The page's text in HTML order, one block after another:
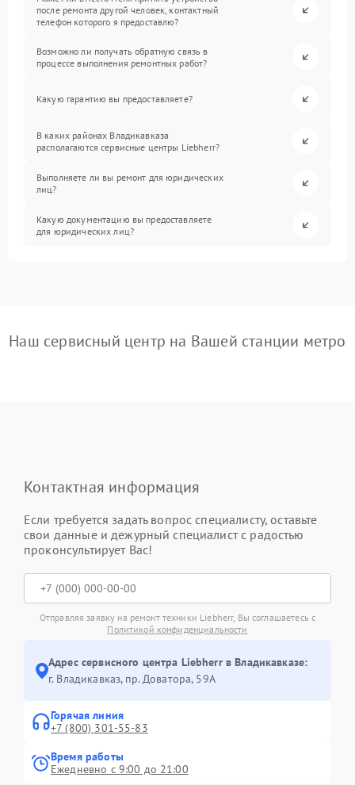
после ремонта другой человек, контактный
телефон которого я предоставлю?
Возможно ли получать обратную связь в
процессе выполнения ремонтных работ?
Какую гарантию вы предоставляете?
В каких районах Владикавказа
располагаются сервисные центры Liebherr?
Выполняете ли вы ремонт для юридических
лиц?
Какую документацию вы предоставляете
для юридических лиц?
Наш сервисный центр на Вашей станции метро
Контактная информация
Если требуется задать вопрос специалисту, оставьте
свои данные и дежурный специалист с радостью
проконсультирует Вас!
Отправляя заявку на ремонт техники Liebherr, Вы соглашаетесь с
Политикой конфиденциальности
Адрес сервисного центра Liebherr в Владикавказе:
г. Владикавказ, пр. Доватора, 59А
Горячая линия
+7 (800) 301-55-83
Время работы
Ежедневно с 9:00 до 21:00